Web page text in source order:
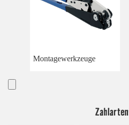
Montagewerkzeuge
Zahlarten